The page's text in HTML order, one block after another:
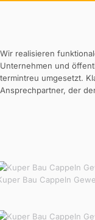
Wir realisieren
Unternehmen und
termintreu umgesetzt.
Ansprechpartner, der
Bau Cappeln